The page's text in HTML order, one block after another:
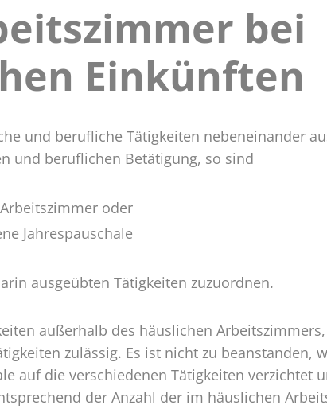
bei
Einkünften
und berufliche Tätigkeiten nebeneinander
und beruflichen Betätigung, so sind
oder
Jahrespauschale
ausgeübten Tätigkeiten zuzuordnen.
außerhalb des häuslichen
zulässig. Es ist nicht zu
auf die verschiedenen Tätigkeiten verzichtet
der Anzahl der im häuslichen